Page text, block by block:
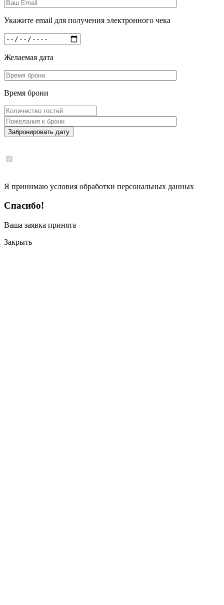
Укажите email для получения электронного чека
Желаемая дата
Время брони
Забронировать дату
Я принимаю условия обработки персональных данных
Спасибо!
Ваша заявка принята
Закрыть